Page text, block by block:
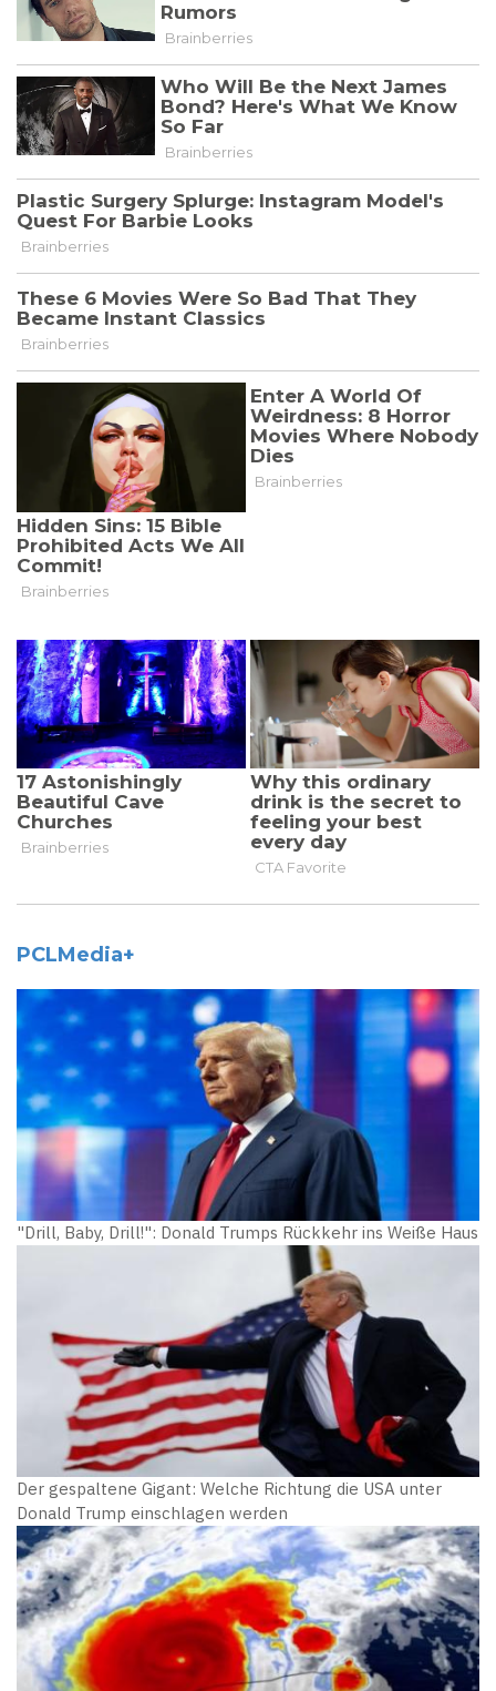
PCLMedia+
"Drill, Baby, Drill!": Donald Trumps Rückkehr ins Weiße Haus
Der gespaltene Gigant: Welche Richtung die USA unter
Donald Trump einschlagen werden